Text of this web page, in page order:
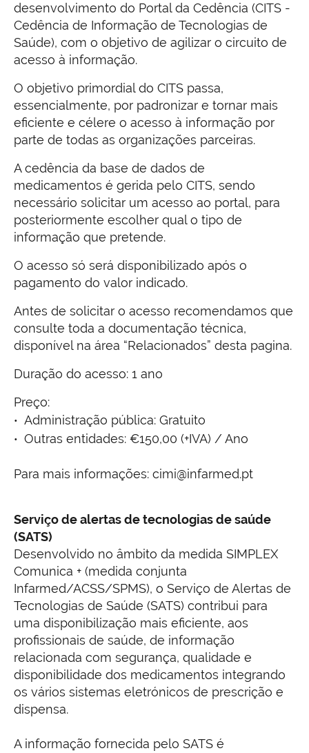
desenvolvimento do Portal da Cedência (CITS -
Cedência de Informação de Tecnologias de
Saúde), com o objetivo de agilizar o circuito de
acesso à informação.
O objetivo primordial do CITS passa,
essencialmente, por padronizar e tornar mais
eficiente e célere o acesso à informação por
parte de todas as organizações parceiras.
A cedência da base de dados de
medicamentos é gerida pelo CITS, sendo
necessário solicitar um acesso ao portal, para
posteriormente escolher qual o tipo de
informação que pretende.
O acesso só será disponibilizado após o
pagamento do valor indicado.
Antes de solicitar o acesso recomendamos que
consulte toda a documentação técnica,
disponível na área “Relacionados” desta pagina.
Duração do acesso: 1 ano
Preço:
Administração pública: Gratuito
Outras entidades: €150,00 (+IVA) / Ano
Para mais informações: cimi@infarmed.pt
Serviço de alertas de tecnologias de saúde
(SATS)
Desenvolvido no âmbito da medida SIMPLEX
Comunica + (medida conjunta
Infarmed/ACSS/SPMS), o Serviço de Alertas de
Tecnologias de Saúde (SATS) contribui para
uma disponibilização mais eficiente, aos
profissionais de saúde, de informação
relacionada com segurança, qualidade e
disponibilidade dos medicamentos integrando
os vários sistemas eletrónicos de prescrição e
dispensa.
A informação fornecida pelo SATS é